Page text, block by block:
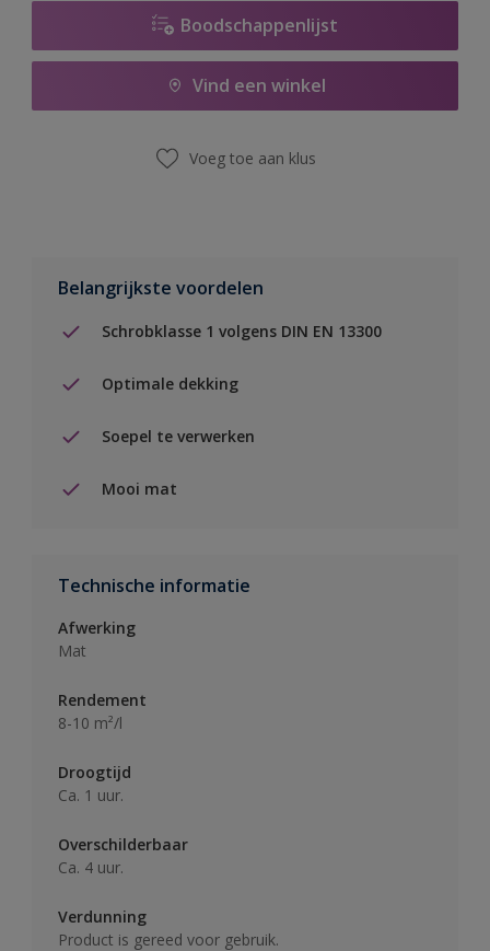
Boodschappenlijst
Vind een winkel
Voeg toe aan klus
Belangrijkste voordelen
Schrobklasse 1 volgens DIN EN 13300
Optimale dekking
Soepel te verwerken
Mooi mat
Technische informatie
Afwerking
Mat
Rendement
8-10 m²/l
Droogtijd
Ca. 1 uur.
Overschilderbaar
Ca. 4 uur.
Verdunning
Product is gereed voor gebruik.